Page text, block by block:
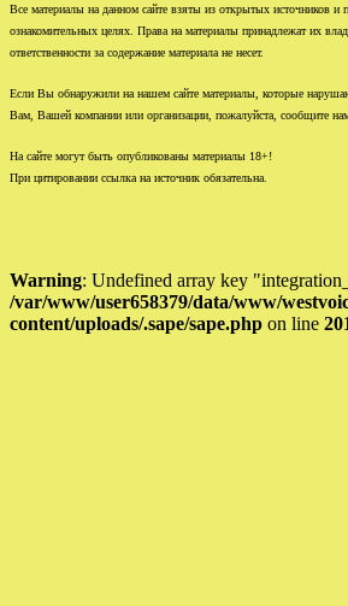
Все материалы на данном сайте взяты из открытых источников и
ознакомительных целях. Права на материалы принадлежат их
ответственности за содержание материала не несет.
Если Вы обнаружили на нашем сайте материалы, которые
Вам, Вашей компании или организации, пожалуйста, сообщите
На сайте могут быть опубликованы материалы 18+!
При цитировании ссылка на источник обязательна.
Warning: Undefined array key
/var/www/user658379/data/www/
content/uploads/.sape/sape.php on line